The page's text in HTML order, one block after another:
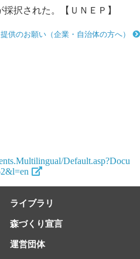
択された。【ＵＮＥＰ】
供のお願い（企業・自治体の方へ）
Default.asp?Docu
ライブラリ
森づくり宣言
運営団体